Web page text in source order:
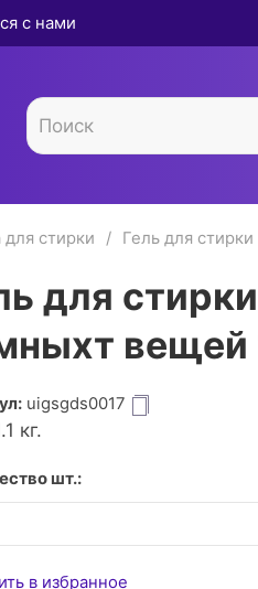
с нами
стирки Гель для стирки
для
вещей
uigsgds0017
кг.
шт.:
в избранное